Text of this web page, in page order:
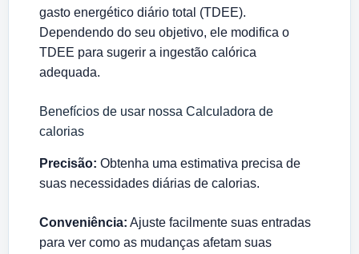
gasto energético diário total (TDEE).
Dependendo do seu objetivo, ele modifica o
TDEE para sugerir a ingestão calórica
adequada.
Benefícios de usar nossa Calculadora de
calorias
Precisão: Obtenha uma estimativa precisa de
suas necessidades diárias de calorias.
Conveniência: Ajuste facilmente suas entradas
para ver como as mudanças afetam suas